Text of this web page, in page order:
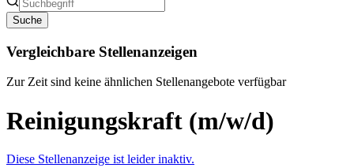
Suche
Vergleichbare Stellenanzeigen
Zur Zeit sind keine ähnlichen Stellenangebote verfügbar
Reinigungskraft (m/w/d)
Diese Stellenanzeige ist leider inaktiv.